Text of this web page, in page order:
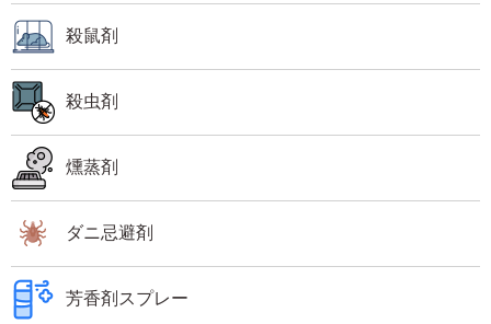
殺鼠剤
殺虫剤
燻蒸剤
ダニ忌避剤
芳香剤スプレー